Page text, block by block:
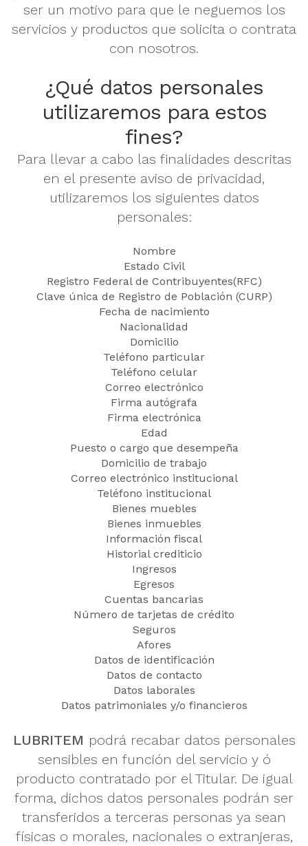
ser un motivo para que le neguemos los
servicios y productos que solicita o contrata
con nosotros.
¿Qué datos personales
utilizaremos para estos
fines?
Para llevar a cabo las finalidades descritas
en el presente aviso de privacidad,
utilizaremos los siguientes datos
personales:
Nombre
Estado Civil
Registro Federal de Contribuyentes(RFC)
Clave única de Registro de Población (CURP)
Fecha de nacimiento
Nacionalidad
Domicilio
Teléfono particular
Teléfono celular
Correo electrónico
Firma autógrafa
Firma electrónica
Edad
Puesto o cargo que desempeña
Domicilio de trabajo
Correo electrónico institucional
Teléfono institucional
Bienes muebles
Bienes inmuebles
Información fiscal
Historial crediticio
Ingresos
Egresos
Cuentas bancarias
Número de tarjetas de crédito
Seguros
Afores
Datos de identificación
Datos de contacto
Datos laborales
Datos patrimoniales y/o financieros
LUBRITEM podrá recabar datos personales
sensibles en función del servicio y ó
producto contratado por el Titular. De igual
forma, dichos datos personales podrán ser
transferidos a terceras personas ya sean
físicas o morales, nacionales o extranjeras,